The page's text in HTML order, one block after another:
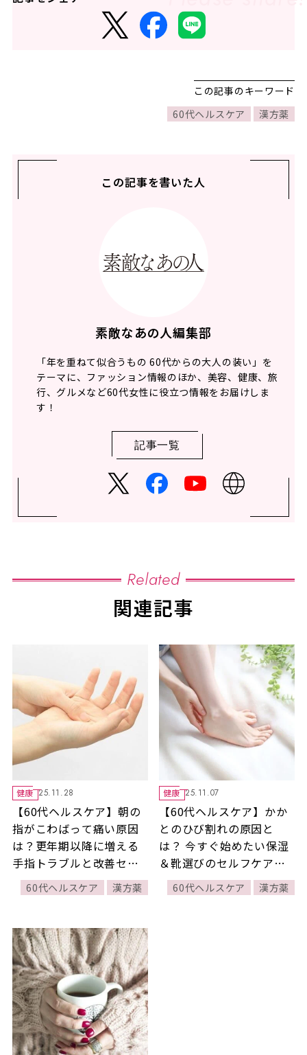
この記事のキーワード
60代ヘルスケア
漢方薬
この記事を書いた人
素敵なあの人編集部
「年を重ねて似合うもの 60代からの大人の装い」を
テーマに、ファッション情報のほか、美容、健康、旅
行、グルメなど60代女性に役立つ情報をお届けしま
す！
記事一覧
Related
関連記事
健康 25.11.28
【60代ヘルスケア】朝の
指がこわばって痛い原因
は？更年期以降に増える
手指トラブルと改善セル
フケア・漢方まで徹底解
説【薬剤師監修】
60代ヘルスケア 漢方薬
健康 25.11.07
【60代ヘルスケア】かか
とのひび割れの原因と
は？ 今すぐ始めたい保湿
＆靴選びのセルフケア
【薬剤師監修】
60代ヘルスケア 漢方薬